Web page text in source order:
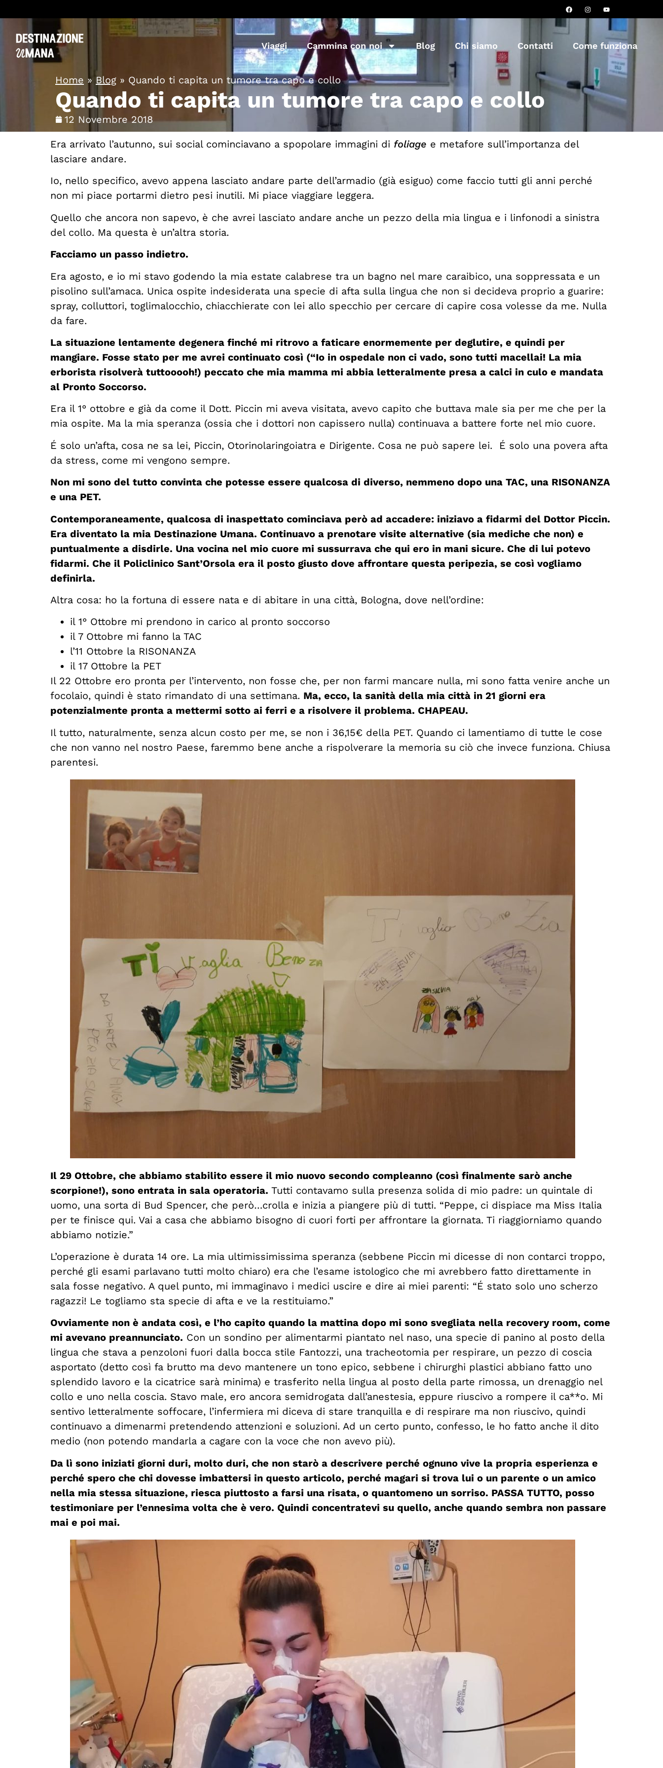
Viaggi Cammina con noi Blog Chi siamo Contatti Come funziona
Home »Blog » Quando ti capita un tumore tra capo e collo
Quando ti capita un tumore tra capo e collo
12 Novembre 2018
Era arrivato l’autunno, sui social cominciavano a spopolare immagini di foliage e metafore sull’importanza del
lasciare andare.
Io, nello specifico, avevo appena lasciato andare parte dell’armadio (già esiguo) come faccio tutti gli anni perché
non mi piace portarmi dietro pesi inutili. Mi piace viaggiare leggera.
Quello che ancora non sapevo, è che avrei lasciato andare anche un pezzo della mia lingua e i linfonodi a sinistra
del collo. Ma questa è un’altra storia.
Facciamo un passo indietro.
Era agosto, e io mi stavo godendo la mia estate calabrese tra un bagno nel mare caraibico, una soppressata e un
pisolino sull’amaca. Unica ospite indesiderata una specie di afta sulla lingua che non si decideva proprio a guarire:
spray, colluttori, toglimalocchio, chiacchierate con lei allo specchio per cercare di capire cosa volesse da me. Nulla
da fare.
La situazione lentamente degenera finché mi ritrovo a faticare enormemente per deglutire, e quindi per
mangiare. Fosse stato per me avrei continuato così (“Io in ospedale non ci vado, sono tutti macellai! La mia
erborista risolverà tuttooooh!) peccato che mia mamma mi abbia letteralmente presa a calci in culo e mandata
al Pronto Soccorso.
Era il 1° ottobre e già da come il Dott. Piccin mi aveva visitata, avevo capito che buttava male sia per me che per la
mia ospite. Ma la mia speranza (ossia che i dottori non capissero nulla) continuava a battere forte nel mio cuore.
É solo un’afta, cosa ne sa lei, Piccin, Otorinolaringoiatra e Dirigente. Cosa ne può sapere lei. É solo una povera afta
da stress, come mi vengono sempre.
Non mi sono del tutto convinta che potesse essere qualcosa di diverso, nemmeno dopo una TAC, una RISONANZA
e una PET.
Contemporaneamente, qualcosa di inaspettato cominciava però ad accadere: iniziavo a fidarmi del Dottor Piccin.
Era diventato la mia Destinazione Umana. Continuavo a prenotare visite alternative (sia mediche che non) e
puntualmente a disdirle. Una vocina nel mio cuore mi sussurrava che qui ero in mani sicure. Che di lui potevo
fidarmi. Che il Policlinico Sant’Orsola era il posto giusto dove affrontare questa peripezia, se così vogliamo
definirla.
Altra cosa: ho la fortuna di essere nata e di abitare in una città, Bologna, dove nell’ordine:
il 1° Ottobre mi prendono in carico al pronto soccorso
il 7 Ottobre mi fanno la TAC
l’11 Ottobre la RISONANZA
il 17 Ottobre la PET
Il 22 Ottobre ero pronta per l’intervento, non fosse che, per non farmi mancare nulla, mi sono fatta venire anche un
focolaio, quindi è stato rimandato di una settimana. Ma, ecco, la sanità della mia città in 21 giorni era
potenzialmente pronta a mettermi sotto ai ferri e a risolvere il problema. CHAPEAU.
Il tutto, naturalmente, senza alcun costo per me, se non i 36,15€ della PET. Quando ci lamentiamo di tutte le cose
che non vanno nel nostro Paese, faremmo bene anche a rispolverare la memoria su ciò che invece funziona. Chiusa
parentesi.
Il 29 Ottobre, che abbiamo stabilito essere il mio nuovo secondo compleanno (così finalmente sarò anche
scorpione!), sono entrata in sala operatoria. Tutti contavamo sulla presenza solida di mio padre: un quintale di
uomo, una sorta di Bud Spencer, che però…crolla e inizia a piangere più di tutti. “Peppe, ci dispiace ma Miss Italia
per te finisce qui. Vai a casa che abbiamo bisogno di cuori forti per affrontare la giornata. Ti riaggiorniamo quando
abbiamo notizie.”
L’operazione è durata 14 ore. La mia ultimissimissima speranza (sebbene Piccin mi dicesse di non contarci troppo,
perché gli esami parlavano tutti molto chiaro) era che l’esame istologico che mi avrebbero fatto direttamente in
sala fosse negativo. A quel punto, mi immaginavo i medici uscire e dire ai miei parenti: “É stato solo uno scherzo
ragazzi! Le togliamo sta specie di afta e ve la restituiamo.”
Ovviamente non è andata così, e l’ho capito quando la mattina dopo mi sono svegliata nella recovery room, come
mi avevano preannunciato. Con un sondino per alimentarmi piantato nel naso, una specie di panino al posto della
lingua che stava a penzoloni fuori dalla bocca stile Fantozzi, una tracheotomia per respirare, un pezzo di coscia
asportato (detto così fa brutto ma devo mantenere un tono epico, sebbene i chirurghi plastici abbiano fatto uno
splendido lavoro e la cicatrice sarà minima) e trasferito nella lingua al posto della parte rimossa, un drenaggio nel
collo e uno nella coscia. Stavo male, ero ancora semidrogata dall’anestesia, eppure riuscivo a rompere il ca**o. Mi
sentivo letteralmente soffocare, l’infermiera mi diceva di stare tranquilla e di respirare ma non riuscivo, quindi
continuavo a dimenarmi pretendendo attenzioni e soluzioni. Ad un certo punto, confesso, le ho fatto anche il dito
medio (non potendo mandarla a cagare con la voce che non avevo più).
Da lì sono iniziati giorni duri, molto duri, che non starò a descrivere perché ognuno vive la propria esperienza e
perché spero che chi dovesse imbattersi in questo articolo, perché magari si trova lui o un parente o un amico
nella mia stessa situazione, riesca piuttosto a farsi una risata, o quantomeno un sorriso. PASSA TUTTO, posso
testimoniare per l’ennesima volta che è vero. Quindi concentratevi su quello, anche quando sembra non passare
mai e poi mai.